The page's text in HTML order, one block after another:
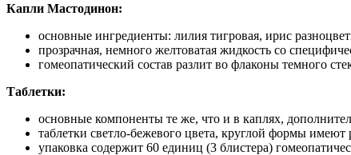
Капли Мастодинон:
основные ингредиенты: лилия тигровая, ирис
прозрачная, немного желтоватая жидкость со
гомеопатический состав разлит во флаконы темного
Таблетки:
основные компоненты те же, что и в каплях,
таблетки светло-бежевого цвета, круглой формы имеют
упаковка содержит 60 единиц (3 блистера)